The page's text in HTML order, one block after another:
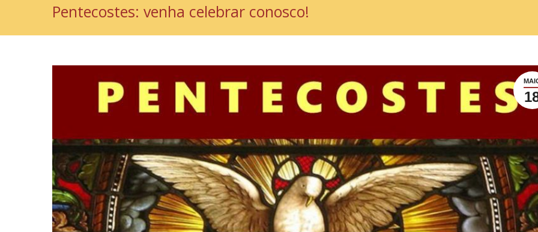
Pentecostes: venha celebrar conosco!